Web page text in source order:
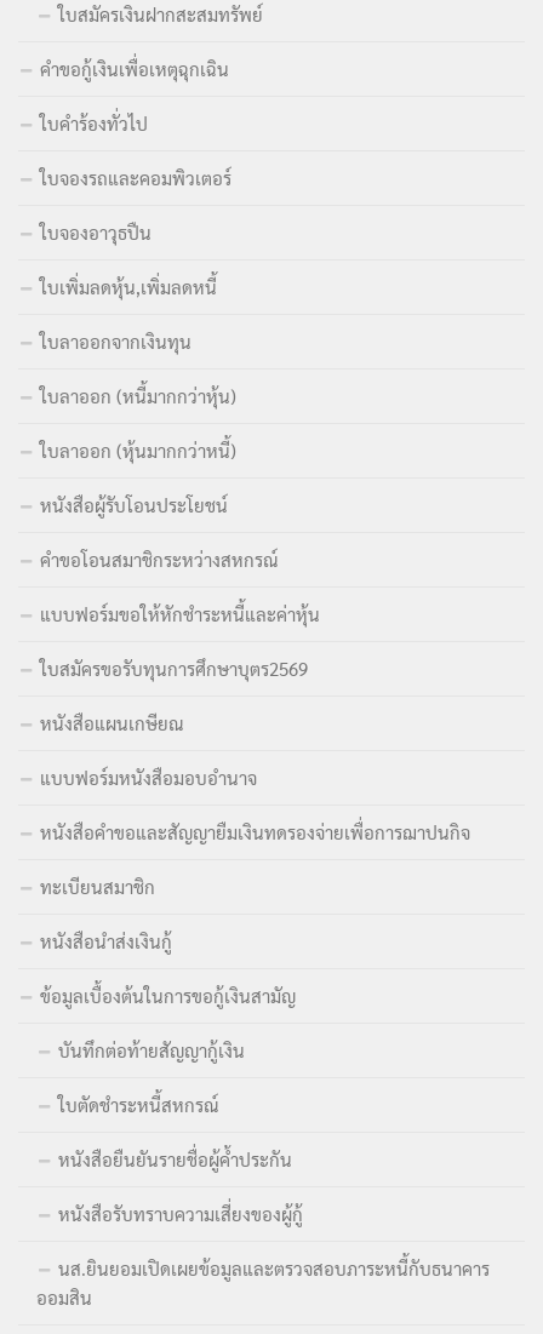
ใบสมัครเงินฝากสะสมทรัพย์
คำขอกู้เงินเพื่อเหตุฉุกเฉิน
ใบคำร้องทั่วไป
ใบจองรถและคอมพิวเตอร์
ใบจองอาวุธปืน
ใบเพิ่มลดหุ้น,เพิ่มลดหนี้
ใบลาออกจากเงินทุน
ใบลาออก (หนี้มากกว่าหุ้น)
ใบลาออก (หุ้นมากกว่าหนี้)
หนังสือผู้รับโอนประโยชน์
คำขอโอนสมาชิกระหว่างสหกรณ์
แบบฟอร์มขอให้หักชำระหนี้และค่าหุ้น
ใบสมัครขอรับทุนการศึกษาบุตร2569
หนังสือแผนเกษียณ
แบบฟอร์มหนังสือมอบอำนาจ
หนังสือคำขอและสัญญายืมเงินทดรองจ่ายเพื่อการฌาปนกิจ
ทะเบียนสมาชิก
หนังสือนำส่งเงินกู้
ข้อมูลเบื้องต้นในการขอกู้เงินสามัญ
บันทึกต่อท้ายสัญญากู้เงิน
ใบตัดชำระหนี้สหกรณ์
หนังสือยืนยันรายชื่อผู้ค้ำประกัน
หนังสือรับทราบความเสี่ยงของผู้กู้
นส.ยินยอมเปิดเผยข้อมูลและตรวจสอบภาระหนี้กับธนาคาร
ออมสิน